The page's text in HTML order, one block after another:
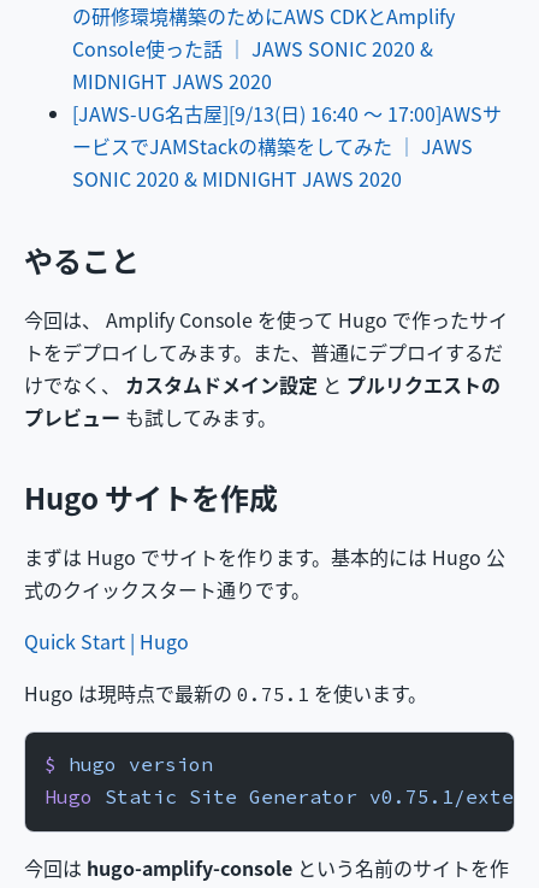
の研修環境構築のためにAWS CDKとAmplify
Console使った話 │ JAWS SONIC 2020 &
MIDNIGHT JAWS 2020
[JAWS-UG名古屋][9/13(日) 16:40 ～ 17:00]AWSサ
ービスでJAMStackの構築をしてみた │ JAWS
SONIC 2020 & MIDNIGHT JAWS 2020
やること
今回は、 Amplify Console を使って Hugo で作ったサイ
トをデプロイしてみます。また、普通にデプロイするだ
けでなく、 カスタムドメイン設定 と プルリクエストの
プレビュー も試してみます。
Hugo サイトを作成
まずは Hugo でサイトを作ります。基本的には Hugo 公
式のクイックスタート通りです。
Quick Start | Hugo
Hugo は現時点で最新の 0.75.1 を使います。
$ hugo version
Hugo Static Site Generator v0.75.1/
今回は hugo-amplify-console という名前のサイトを作